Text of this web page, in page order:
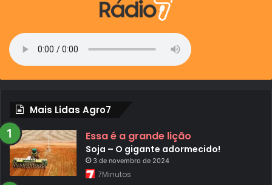
Mais Lidas Agro7
Essa é a grande lição
Soja – O gigante adormecido!
3 de novembro de 2024
7Minutos